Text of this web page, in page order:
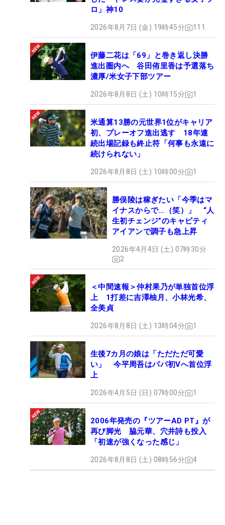
ロ」神10
2026年8月7日 (金) 19時45分 111
伊藤二花は「69」と巻き返し決勝
進出圏内へ 谷田侑里香は予選落ち
濃厚/米女子下部ツアー
2026年8月8日 (土) 10時15分 1
米通算13勝の元世界1位がキャリア
初、プレーオフ進出逃す 18年連
続出場記録も終止符「何事も永遠に
続けられない」
2026年8月8日 (土) 10時00分 1
勝俣陵は稼ぎたい「今季はマ
イナスからで…（笑）」 “人
生初チェンジ”のキャビティ
アイアンで調子も急上昇
2026年4月4日 (土) 07時30分
2
＜中間速報＞仲村果乃が単独首位浮
上 1打差に吉澤柚月、小林光希、
全美貞
2026年8月8日 (土) 13時04分 1
生後7カ月の娘は「ただただ可愛
い」 今平周吾はパパ初Vへ首位浮
上
2026年4月5日 (日) 07時00分 1
2006年発売の『ツアーAD PT』が
再び脚光 脇元華、穴井詩も投入
「初速が強くなった感じ」
2026年8月8日 (土) 08時56分 4